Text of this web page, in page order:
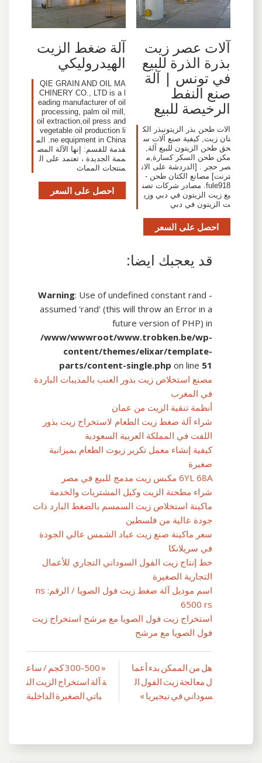
آلات عصر زيت
بذرة الذرة للبيع
في تونس | آلة
صنع النفط
الرخيصة للبيع
الات طحن بذر الزيتونبذر الك
تان زيت, كيفية صنع آلات س
حق طحن الزيتون للبيع آلة,
مكن طحن السكر كسارة,م
صر حجر . [الدردشة على الان
ترنت] مصانع الكتان طحن -
fule918. مصادر شركات تصن
يع زيت الزيتون في دبي وزي
ت الزيتون في دبي
احصل على السعر
آلة ضغط الزيت
الهيدروليكي
QIE GRAIN AND OIL MA
CHINERY CO., LTD is a l
eading manufacturer of oil
processing, palm oil mill,
oil extraction,oil press and
vegetable oil production li
ne equipment in China. الم
قدمة للقسم: إنها الآلة المص
ممة الجديدة ، تعتمد على ال
منتجات المماث
احصل على السعر
قد يعجبك ايضا:
Warning: Use of undefined constant rand -
assumed 'rand' (this will throw an Error in a
future version of PHP) in
/www/wwwroot/www.trobken.be/wp-
content/themes/elixar/template-
parts/content-single.php on line 51
مصنع استخلاص زيت بذور العنب بالمذيبات الباردة
في المغرب
أنظمة تنقية الزيت من عمان
شراء آلة ضغط زيت الطعام لاستخراج زيت بذور
اللفت في المملكة العربية السعودية
كيفية إنشاء معمل تكرير زيوت الطعام بميزانية
صغيرة
6YL 68A مكبس زيت مدمج للبيع في مصر
شراء مطحنة الزيت وكيل المشتريات والخدمة
ماكينة استخلاص زيت السمسم بالضغط البارد ذات
جودة عالية من فلسطين
سعر ماكينة صنع زيت عباد الشمس عالي الجودة
في سريلانكا
خط إنتاج زيت الفول السوداني التجاري للأعمال
التجارية الصغيرة
اسم موديل آلة ضغط زيت فول الصويا / الرقم: ns
6500 rs
استخراج زيت فول الصويا مع مرشح استخراج زيت
فول الصويا مع مرشح
تصفّح
المقالات
« 300-500 كجم / ساع
ة آلة استخراج الزيت الن
باتي الصغيرة الداخلية
هل من الممكن بدء أعما
ل معالجة زيت الفول ال
سوداني في نيجيريا »